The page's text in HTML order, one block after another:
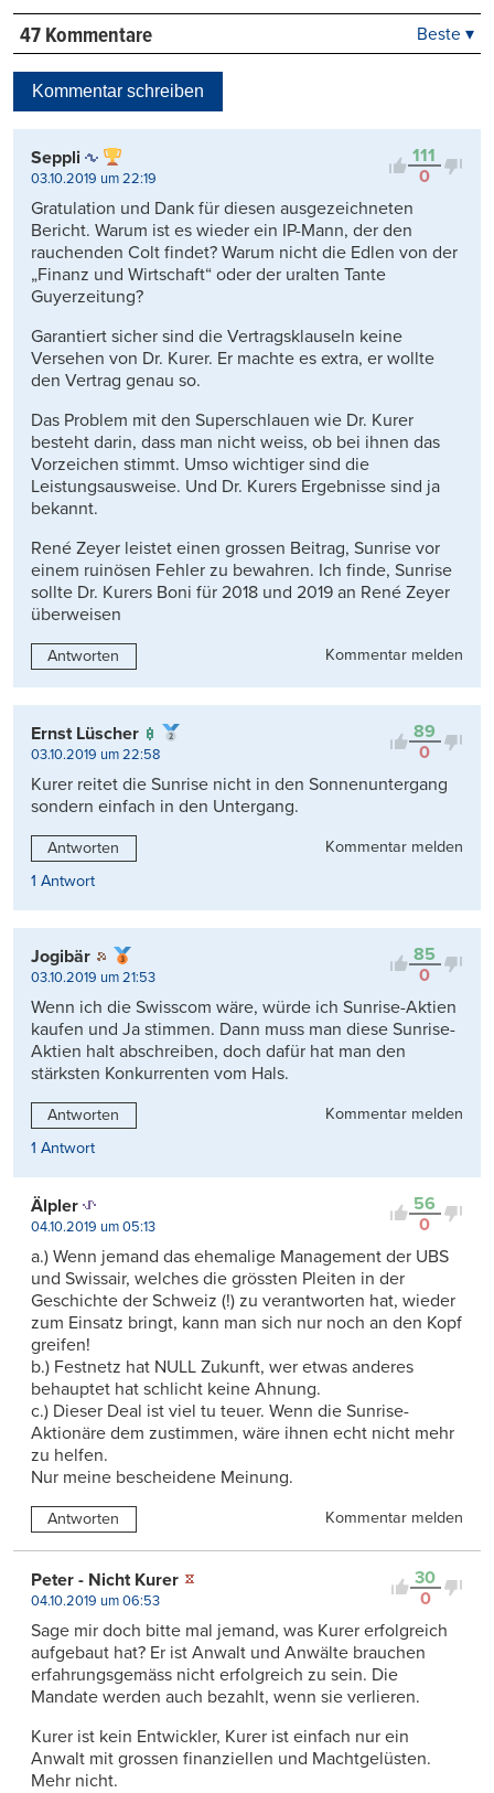
47 Kommentare
Kontrovers
Beste ▾
Kommentar schreiben
111
0
Seppli
03.10.2019 um 22:19
Gratulation und Dank für diesen ausgezeichneten
Bericht. Warum ist es wieder ein IP-Mann, der den
rauchenden Colt findet? Warum nicht die Edlen von der
„Finanz und Wirtschaft“ oder der uralten Tante
Guyerzeitung?
Garantiert sicher sind die Vertragsklauseln keine
Versehen von Dr. Kurer. Er machte es extra, er wollte
den Vertrag genau so.
Das Problem mit den Superschlauen wie Dr. Kurer
besteht darin, dass man nicht weiss, ob bei ihnen das
Vorzeichen stimmt. Umso wichtiger sind die
Leistungsausweise. Und Dr. Kurers Ergebnisse sind ja
bekannt.
René Zeyer leistet einen grossen Beitrag, Sunrise vor
einem ruinösen Fehler zu bewahren. Ich finde, Sunrise
sollte Dr. Kurers Boni für 2018 und 2019 an René Zeyer
überweisen
Antworten Kommentar melden
89
0
Ernst Lüscher
03.10.2019 um 22:58
Kurer reitet die Sunrise nicht in den Sonnenuntergang
sondern einfach in den Untergang.
Antworten
Kommentar melden
1 Antwort
85
0
Jogibär
03.10.2019 um 21:53
Wenn ich die Swisscom wäre, würde ich Sunrise-Aktien
kaufen und Ja stimmen. Dann muss man diese Sunrise-
Aktien halt abschreiben, doch dafür hat man den
stärksten Konkurrenten vom Hals.
Antworten
Kommentar melden
1 Antwort
56
0
Älpler
04.10.2019 um 05:13
a.) Wenn jemand das ehemalige Management der UBS
und Swissair, welches die grössten Pleiten in der
Geschichte der Schweiz (!) zu verantworten hat, wieder
zum Einsatz bringt, kann man sich nur noch an den Kopf
greifen!
b.) Festnetz hat NULL Zukunft, wer etwas anderes
behauptet hat schlicht keine Ahnung.
c.) Dieser Deal ist viel tu teuer. Wenn die Sunrise-
Aktionäre dem zustimmen, wäre ihnen echt nicht mehr
zu helfen.
Nur meine bescheidene Meinung.
Antworten Kommentar melden
30
0
Peter - Nicht Kurer
04.10.2019 um 06:53
Sage mir doch bitte mal jemand, was Kurer erfolgreich
aufgebaut hat? Er ist Anwalt und Anwälte brauchen
erfahrungsgemäss nicht erfolgreich zu sein. Die
Mandate werden auch bezahlt, wenn sie verlieren.
Kurer ist kein Entwickler, Kurer ist einfach nur ein
Anwalt mit grossen finanziellen und Machtgelüsten.
Mehr nicht.